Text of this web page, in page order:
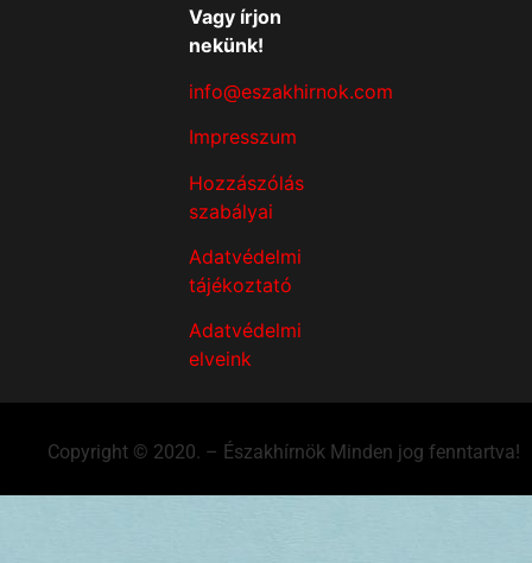
Vagy írjon
nekünk!
info@eszakhirnok.com
Impresszum
Hozzászólás
szabályai
Adatvédelmi
tájékoztató
Adatvédelmi
elveink
Copyright © 2020. – Északhírnök Minden jog fenntartva!